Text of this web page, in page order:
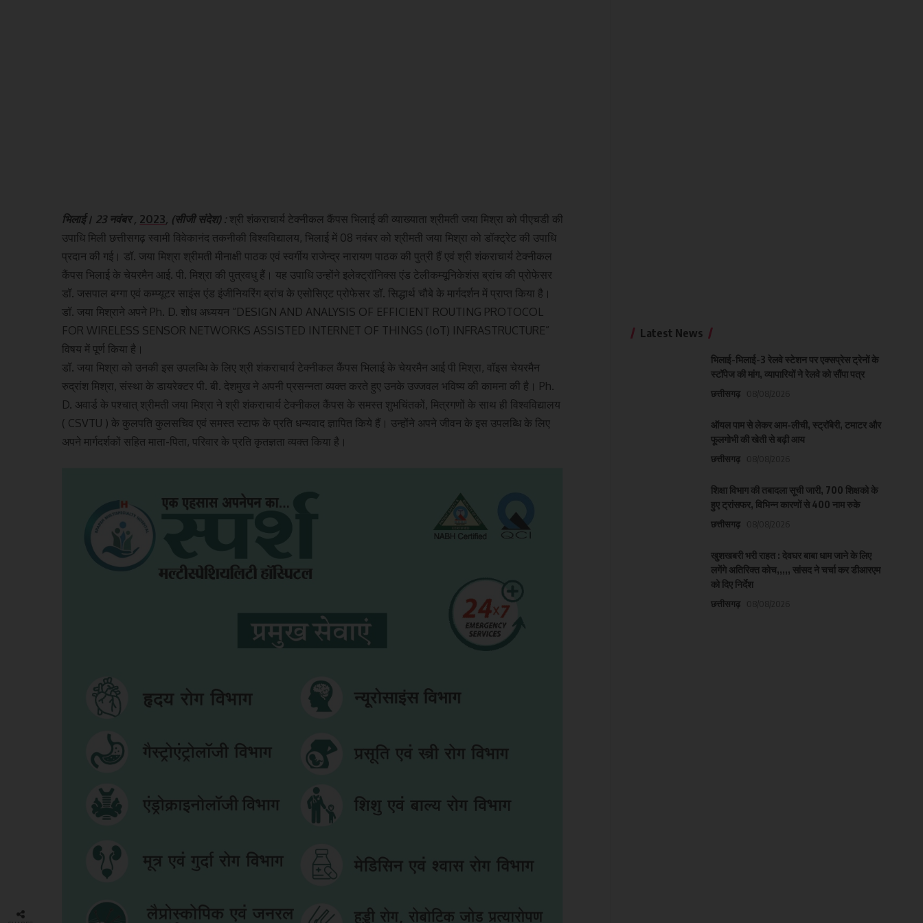
भिलाई। 23 नवंबर , 2023, (सीजी संदेश) :श्री शंकराचार्य टेक्नीकल कैंपस भिलाई की व्याख्याता श्रीमती जया मिश्रा को पीएचडी की
उपाधि मिली छत्तीसगढ़ स्वामी विवेकानंद तकनीकी विश्वविद्यालय, भिलाई में 08 नवंबर को श्रीमती जया मिश्रा को डॉक्ट्रेट की उपाधि
प्रदान की गई। डॉ. जया मिश्रा श्रीमती मीनाक्षी पाठक एवं स्वर्गीय राजेन्द्र नारायण पाठक की पुत्री हैं एवं श्री शंकराचार्य टेक्नीकल
कैंपस भिलाई के चेयरमैन आई. पी. मिश्रा की पुत्रवधु हैं। यह उपाधि उन्होंने इलेक्ट्रॉनिक्स एंड टेलीकम्यूनिकेशंस ब्रांच की प्रोफेसर
डॉ. जसपाल बग्गा एवं कम्प्यूटर साइंस एंड इंजीनियरिंग ब्रांच के एसोसिएट प्रोफेसर डॉ. सिद्धार्थ चौबे के मार्गदर्शन में प्राप्त किया है।
डॉ. जया मिश्राने अपने Ph. D. शोध अध्ययन “DESIGN AND ANALYSIS OF EFFICIENT ROUTING PROTOCOL
FOR WIRELESS SENSOR NETWORKS ASSISTED INTERNET OF THINGS (IoT) INFRASTRUCTURE”
विषय में पूर्ण किया है।
डॉ. जया मिश्रा को उनकी इस उपलब्धि के लिए श्री शंकराचार्य टेक्नीकल कैंपस भिलाई के चेयरमैन आई पी मिश्रा, वॉइस चेयरमैन
रुद्रांश मिश्रा, संस्था के डायरेक्टर पी. बी. देशमुख ने अपनी प्रसन्नता व्यक्त करते हुए उनके उज्जवल भविष्य की कामना की है। Ph.
D. अवार्ड के पश्चात् श्रीमती जया मिश्रा ने श्री शंकराचार्य टेक्नीकल कैंपस के समस्त शुभचिंतकों, मित्रगणों के साथ ही विश्वविद्यालय
( CSVTU ) के कुलपति कुलसचिव एवं समस्त स्टाफ के प्रति धन्यवाद ज्ञापित किये हैं। उन्होंने अपने जीवन के इस उपलब्धि के लिए
अपने मार्गदर्शकों सहित माता-पिता, परिवार के प्रति कृतज्ञता व्यक्त किया है।
Latest News
भिलाई-भिलाई-3 रेलवे स्टेशन पर एक्सप्रेस ट्रेनों के
स्टॉपेज की मांग, व्यापारियों ने रेलवे को सौंपा पत्र
छत्तीसगढ़
ऑयल पाम से लेकर आम-लीची, स्ट्रॉबेरी, टमाटर और
फूलगोभी की खेती से बढ़ी आय
छत्तीसगढ़
शिक्षा विभाग की तबादला सूची जारी, 700 शिक्षको के
हुए ट्रांसफर, विभिन्न कारणों से 400 नाम रुके
छत्तीसगढ़
खुशखबरी भरी राहत : देवघर बाबा धाम जाने के लिए
लगेंगे अतिरिक्त कोच,,,,, सांसद ने चर्चा कर डीआरएम
को दिए निर्देश
छत्तीसगढ़